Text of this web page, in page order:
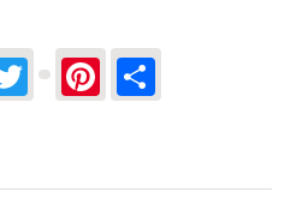
TwitterPinterest